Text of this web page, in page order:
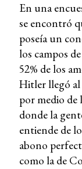
En una
se encontró
poseía un
los campos
52% de los
Hitler llegó al
por medio de
donde la
entiende de
abono
como la de